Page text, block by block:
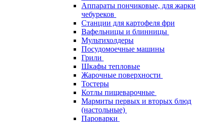
Аппараты пончиковые, для жарки
чебуреков
Станции для картофеля фри
Вафельницы и блинницы
Мультихолдеры
Посудомоечные машины
Грили
Шкафы тепловые
Жарочные поверхности
Тостеры
Котлы пищеварочные
Мармиты первых и вторых блюд
(настольные)
Пароварки